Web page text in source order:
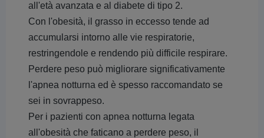
all'età avanzata e al diabete di tipo 2.
Con l'obesità, il grasso in eccesso tende ad
accumularsi intorno alle vie respiratorie,
restringendole e rendendo più difficile respirare.
Perdere peso può migliorare significativamente
l'apnea notturna ed è spesso raccomandato se
sei in sovrappeso.
Per i pazienti con apnea notturna legata
all'obesità che faticano a perdere peso, il